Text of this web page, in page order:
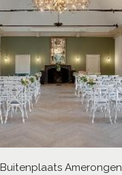
Buitenplaats Amerongen